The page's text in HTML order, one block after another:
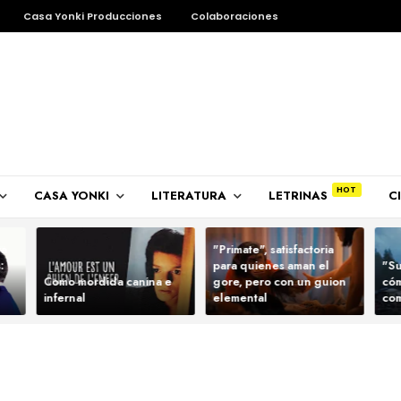
Casa Yonki Producciones Colaboraciones
CASA YONKI LITERATURA LETRINAS
Como mordida canina e
infernal
"Primate", satisfactoria
para quienes aman el
gore, pero con un guion
elemental